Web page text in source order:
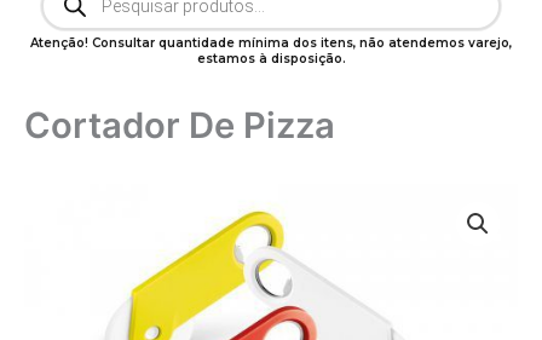
produtos
Atenção! Consultar quantidade mínima dos itens, não atendemos varejo,
estamos à disposição.
Cortador De Pizza